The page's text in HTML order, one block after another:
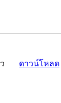
ดาวน์โหลด